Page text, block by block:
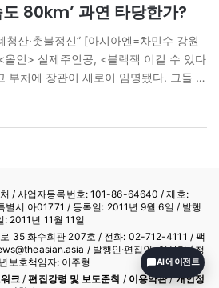
80km’ 과연 타당한가?
청산·촛불정신” [아시아엔=차민수 강원
올인> 실제주인공, <블랙잭 이길 수 있다
부처에 장관이 새로이 임명됐다. 그들 상
부임하여 새로운 무엇을 하는 것보다 각
제만 찾아 없앤다면 역대최고로 성공한
처 /사업자등록번호: 101-86-64640 / 제호:
별시 아01771 / 등록일: 2011년 9월 6일 / 발행
: 2011년 11월 11일
35 화수회관 207호 / 전화: 02-712-4111 / 팩
/ 발행인·편집인: 이상기 / 청
보호책임자: 이주형
크 /편집강령 및 보도준칙 / 이용약관/개인정
AI 에이전트